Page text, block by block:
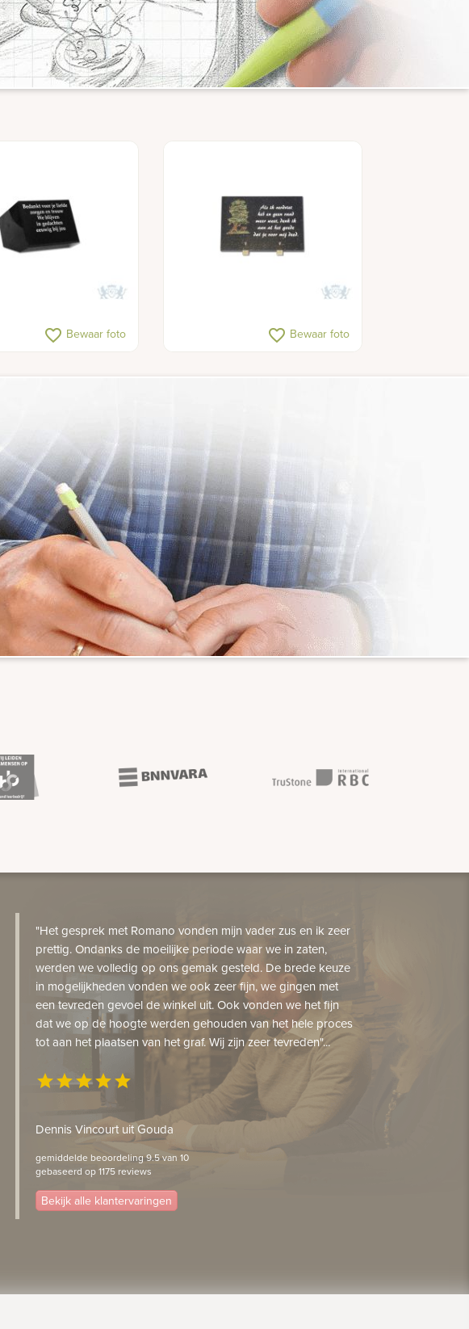
favorite_border Bewaar foto favorite_border Bewaar foto
"Het gesprek met Romano vonden mijn vader zus en ik zeer
prettig. Ondanks de moeilijke periode waar we in zaten,
werden we volledig op ons gemak gesteld. De brede keuze
in mogelijkheden vonden we ook zeer fijn, we gingen met
een tevreden gevoel de winkel uit. Ook vonden we het fijn
dat we op de hoogte werden gehouden van het hele proces
tot aan het plaatsen van het graf. Wij zijn zeer tevreden"...
starstarstarstarstar
Dennis Vincourt uit Gouda
gemiddelde beoordeling 9.5 van 10
gebaseerd op 1175 reviews
Bekijk alle klantervaringen